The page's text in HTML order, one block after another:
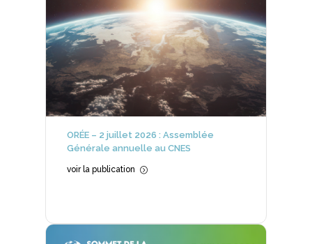
ORÉE – 2 juillet 2026 : Assemblée
Générale annuelle au CNES
voir la publication =